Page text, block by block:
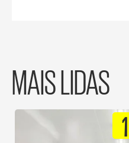
MAIS LIDAS
1